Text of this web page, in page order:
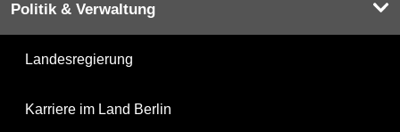
Politik & Verwaltung
Landesregierung
Karriere im Land Berlin